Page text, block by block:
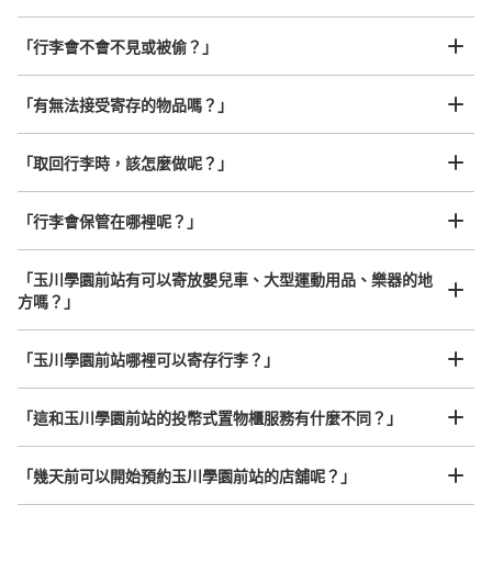
可保管的行李數
大的:1/ ¥600中等的:1/ ¥500小的:12/ ¥400
付款方式
現金, ICカード
查看此投幣式儲物櫃的位置
工作人員拍完行李照片後
放下行李，愉快度過一整天！
我們與許多地點方便的車站內店舖以及24小時營業的店鋪合作。
任何尺寸的行李都OK
樂器、嬰兒車、腳踏車等，只要是1個人能搬運的行李尺寸就OK
「行李會不會不見或被偷？」
「有無法接受寄存的物品嗎？」
「取回行李時，該怎麼做呢？」
「行李會保管在哪裡呢？」
「玉川學園前站有可以寄放嬰兒車、大型運動用品、樂器的地
方嗎？」
「玉川學園前站哪裡可以寄存行李？」
「這和玉川學園前站的投幣式置物櫃服務有什麼不同？」
「幾天前可以開始預約玉川學園前站的店舖呢？」